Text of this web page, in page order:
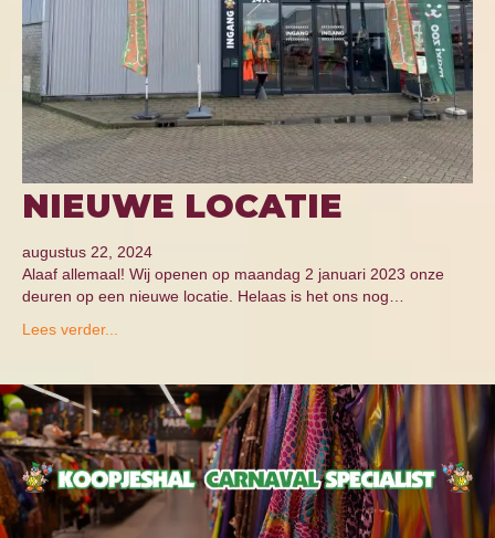
NIEUWE LOCATIE
augustus 22, 2024
Alaaf allemaal! Wij openen op maandag 2 januari 2023 onze
deuren op een nieuwe locatie. Helaas is het ons nog…
Lees verder...